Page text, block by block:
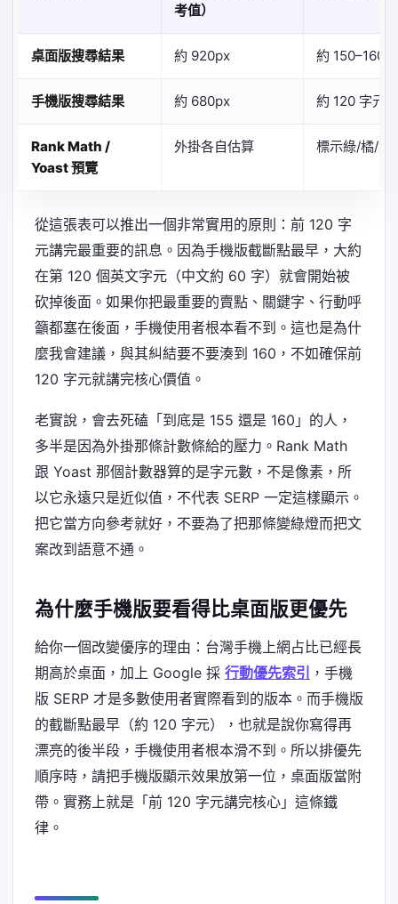
考值）
桌面版搜尋結果 約 920px 約 150–160
手機版搜尋結果 約 680px 約 120 字元
Rank Math /
Yoast 預覽
外掛各自估算 標示綠/橘/紅
從這張表可以推出一個非常實用的原則：前 120 字
元講完最重要的訊息。因為手機版截斷點最早，大約
在第 120 個英文字元（中文約 60 字）就會開始被
砍掉後面。如果你把最重要的賣點、關鍵字、行動呼
籲都塞在後面，手機使用者根本看不到。這也是為什
麼我會建議，與其糾結要不要湊到 160，不如確保前
120 字元就講完核心價值。
老實說，會去死磕「到底是 155 還是 160」的人，
多半是因為外掛那條計數條給的壓力。Rank Math
跟 Yoast 那個計數器算的是字元數，不是像素，所
以它永遠只是近似值，不代表 SERP 一定這樣顯示。
把它當方向參考就好，不要為了把那條變綠燈而把文
案改到語意不通。
為什麼手機版要看得比桌面版更優先
給你一個改變優序的理由：台灣手機上網占比已經長
期高於桌面，加上 Google 採 行動優先索引 ，手機
版 SERP 才是多數使用者實際看到的版本。而手機版
的截斷點最早（約 120 字元），也就是說你寫得再
漂亮的後半段，手機使用者根本滑不到。所以排優先
順序時，請把手機版顯示效果放第一位，桌面版當附
帶。實務上就是「前 120 字元講完核心」這條鐵
律。